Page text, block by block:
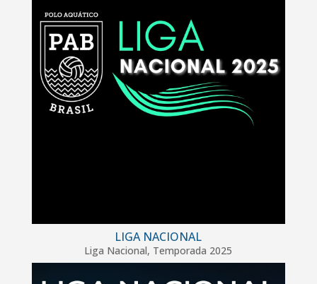
LIGA NACIONAL
Liga Nacional, Temporada 2025